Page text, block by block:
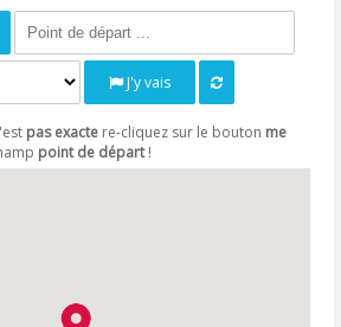
J'y vais
pas exacte re-cliquez sur le bouton me
point de départ!